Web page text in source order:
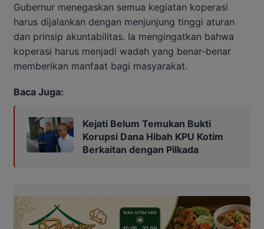
Gubernur menegaskan semua kegiatan koperasi
harus dijalankan dengan menjunjung tinggi aturan
dan prinsip akuntabilitas. Ia mengingatkan bahwa
koperasi harus menjadi wadah yang benar-benar
memberikan manfaat bagi masyarakat.
Baca Juga:
Kejati Belum Temukan Bukti
Korupsi Dana Hibah KPU Kotim
Berkaitan dengan Pilkada